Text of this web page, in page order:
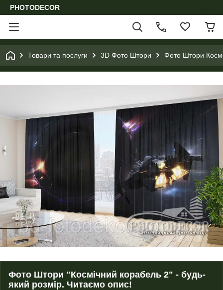
PHOTODECOR
Товари та послуги 3D Фото Штори Фото Штори
Фото Штори "Космічний корабель 2" - будь-
який розмір. Читаємо опис!